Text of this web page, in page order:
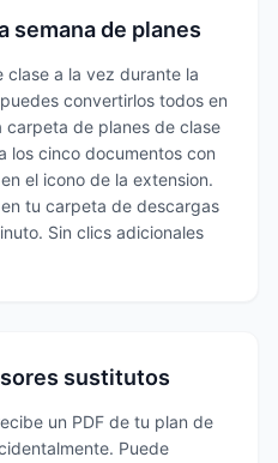
semana de planes
clase a la vez durante la
convertirlos todos en
carpeta de planes de clase
los cinco documentos con
el icono de la extension.
tu carpeta de descargas
Sin clics adicionales
sustitutos
un PDF de tu plan de
Puede